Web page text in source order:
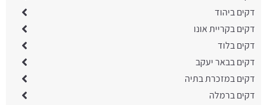
דקים ביהוד
דקים בקריית אונו
דקים בלוד
דקים בבאר יעקב
דקים במזכרת בתיה
דקים ברמלה